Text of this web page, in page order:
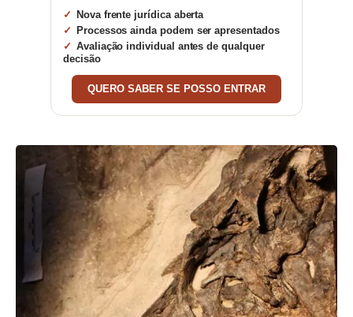
Nova frente jurídica aberta
Processos ainda podem ser apresentados
Avaliação individual antes de qualquer
decisão
QUERO SABER SE POSSO ENTRAR